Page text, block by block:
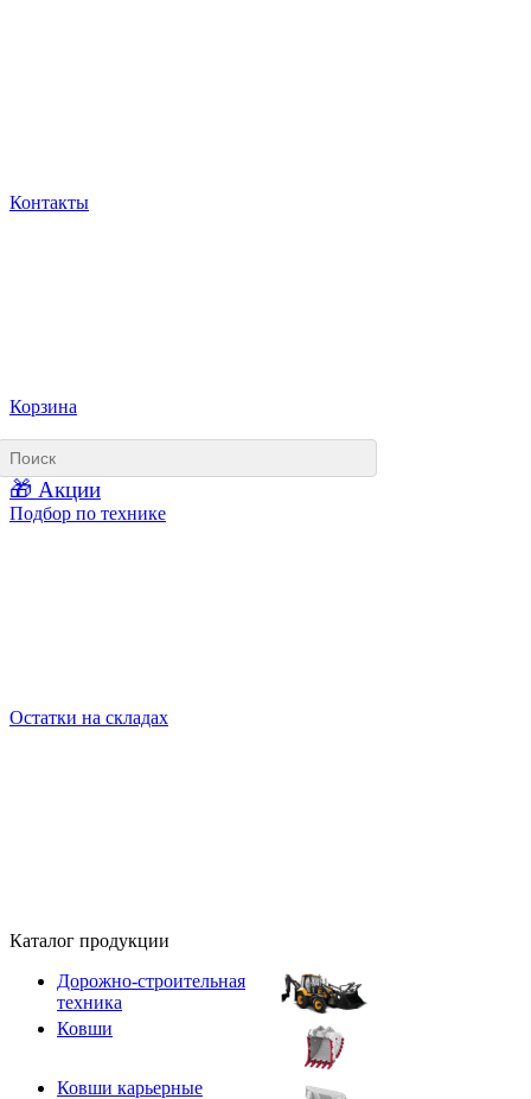
Контакты
Корзина
🎁 Акции
Подбор по технике
Остатки на складах
Каталог продукции
Дорожно-строительная
техника
Ковши
Ковши карьерные